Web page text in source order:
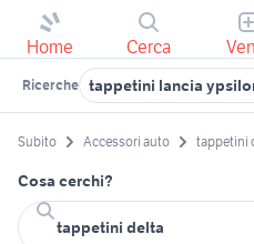
Home Cerca
Ricerche tappetini lancia
Subito Accessori auto tappetini
Cosa cerchi?